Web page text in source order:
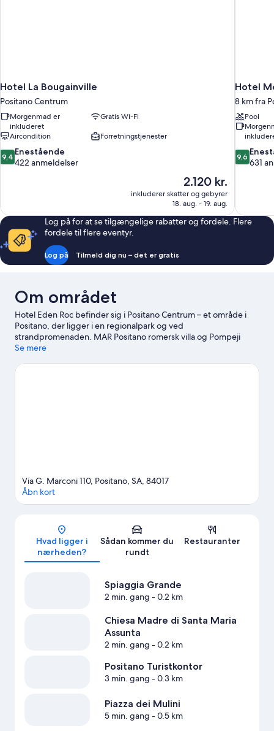
Hotel La Bougainville
Positano Centrum
Morgenmad er
inkluderet
Gratis Wi-Fi
Aircondition
Forretningstjenester
9.4
ud
422
anmeldelser
9,4 Enestående
422 anmeldelser
Prisen
er
2.120 kr.
2.120 kr.
inkluderer skatter og gebyrer
18. aug. - 19. aug.
Hotel
8 km fra
Pool
9.6
ud
631
9,6
631
Log på for at se tilgængelige rabatter og fordele. Flere
fordele til flere eventyr.
Log på Tilmeld dig nu – det er gratis
Om området
Hotel Eden Roc befinder sig i Positano Centrum – et område i
Positano, der ligger i en regionalpark og ved
strandpromenaden. MAR Positano romersk villa og Pompeji
Arkæologisk Park er et par bemærkelsesværdige
omfatter Spiaggia Grande og Amalfi Strand. Overvej at kigge
Se mere
Kort
Via G. Marconi 110, Positano, SA, 84017
Åbn kort
Hvad ligger i
nærheden?
Sådan kommer du
rundt
Restauranter
Spiaggia Grande
2 min. gang - 0.2 km
Chiesa Madre di Santa Maria
Assunta
2 min. gang - 0.2 km
Positano Turistkontor
3 min. gang - 0.3 km
Piazza dei Mulini
5 min. gang - 0.5 km